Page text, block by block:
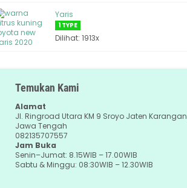
Yaris
1 TYPE
Dilihat: 1913x
Temukan Kami
Alamat
Jl. Ringroad Utara KM 9 Sroyo Jaten
Jawa Tengah
082135707557
Jam Buka
Senin–Jumat: 8.15WIB – 17.00WIB
Sabtu & Minggu: 08:30WIB – 12.30WIB